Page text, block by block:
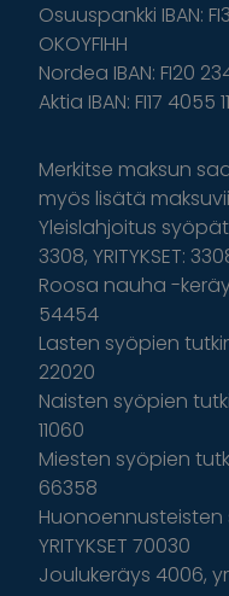
Osuuspankki IBAN:
OKOYFIHH
Nordea IBAN: FI20
Aktia IBAN: FI17 4055
Merkitse maksun
myös lisätä
Yleislahjoitus
3308, YRITYKSET:
Roosa nauha -
54454
Lasten syöpien
22020
Naisten syöpien
11060
Miesten syöpien
66358
Huonoennusteisten
YRITYKSET 70030
Joulukeräys 4006,